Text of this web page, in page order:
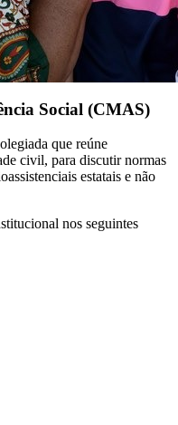
Social (CMAS)
que reúne
civil, para discutir normas
estatais e não
nos seguintes